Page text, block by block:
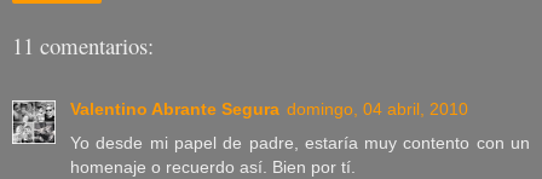
11 comentarios:
Valentino Abrante Segura domingo, 04 abril, 2010
Yo desde mi papel de padre, estaría muy contento con un
homenaje o recuerdo así. Bien por tí.